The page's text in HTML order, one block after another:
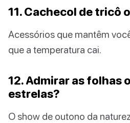
11. Cachecol de tricô
Acessórios que mantêm
que a temperatura cai.
12. Admirar as folhas
estrelas?
O show de outono da